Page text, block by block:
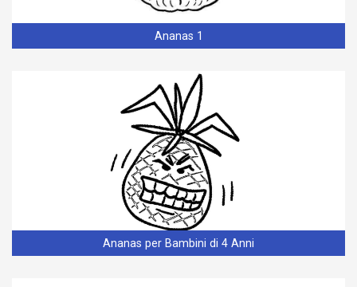
Ananas 1
Ananas per Bambini di 4 Anni